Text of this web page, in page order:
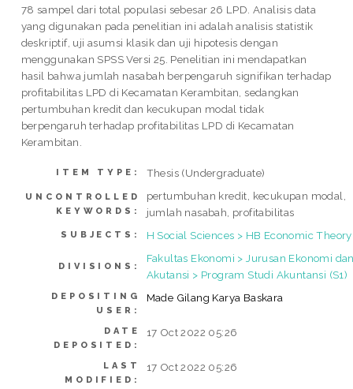
78 sampel dari total populasi sebesar 26 LPD. Analisis data
yang digunakan pada penelitian ini adalah analisis statistik
deskriptif, uji asumsi klasik dan uji hipotesis dengan
menggunakan SPSS Versi 25. Penelitian ini mendapatkan
hasil bahwa jumlah nasabah berpengaruh signifikan terhadap
profitabilitas LPD di Kecamatan Kerambitan, sedangkan
pertumbuhan kredit dan kecukupan modal tidak
berpengaruh terhadap profitabilitas LPD di Kecamatan
Kerambitan.
ITEM TYPE: Thesis (Undergraduate)
UNCONTROLLED
KEYWORDS:
pertumbuhan kredit, kecukupan modal,
jumlah nasabah, profitabilitas
SUBJECTS: H Social Sciences > HB Economic Theory
DIVISIONS:
Fakultas Ekonomi > Jurusan Ekonomi
Akutansi > Program Studi Akuntansi (S1)
DEPOSITING
USER:
Made Gilang Karya Baskara
DATE
DEPOSITED:
17 Oct 2022 05:26
LAST
MODIFIED:
17 Oct 2022 05:26